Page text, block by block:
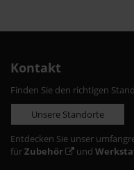
Kontakt
Finden Sie den richtigen
Unsere Standorte
Entdecken Sie unser
fürZubehör und